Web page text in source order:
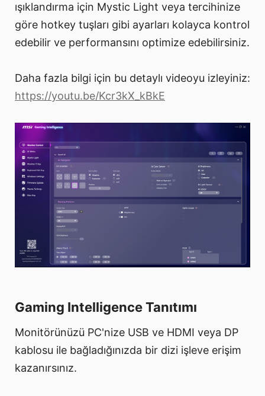
ışıklandırma için Mystic Light veya tercihinize
göre hotkey tuşları gibi ayarları kolayca kontrol
edebilir ve performansını optimize edebilirsiniz.
Daha fazla bilgi için bu detaylı videoyu izleyiniz:
https://youtu.be/Kcr3kX_kBkE
Gaming Intelligence Tanıtımı
Monitörünüzü PC'nize USB ve HDMI veya DP
kablosu ile bağladığınızda bir dizi işleve erişim
kazanırsınız.